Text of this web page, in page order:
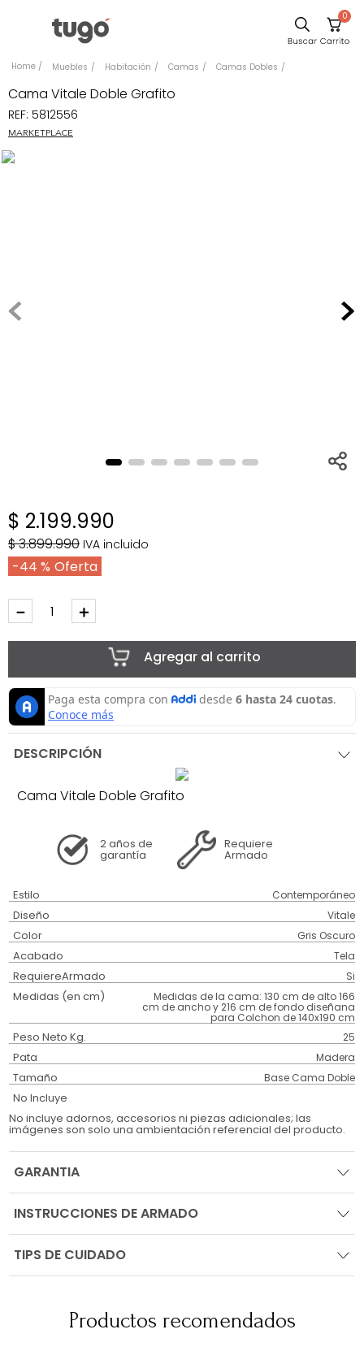
0
Muebles Habitación Camas Camas Dobles
Cama Vitale Doble Grafito
REF: 5812556
MARKETPLACE
$ 2.199.990
$3.899.990 IVA incluido
44 %
＋
－
Agregar al carrito
DESCRIPCIÓN
Cama Vitale Doble Grafito
2 años de
garantía
Requiere
Armado
Estilo Contemporáneo
Diseño Vitale
Color Gris Oscuro
Acabado Tela
RequiereArmado Si
Medidas (en cm) Medidas de la cama: 130 cm de alto 166
cm de ancho y 216 cm de fondo diseñana
para Colchon de 140x190 cm
Peso Neto Kg. 25
Pata Madera
Tamaño Base Cama Doble
No Incluye
No incluye adornos, accesorios ni piezas adicionales; las
imágenes son solo una ambientación referencial del producto.
GARANTIA
INSTRUCCIONES DE ARMADO
TIPS DE CUIDADO
Productos recomendados
Comedor
Escritorio